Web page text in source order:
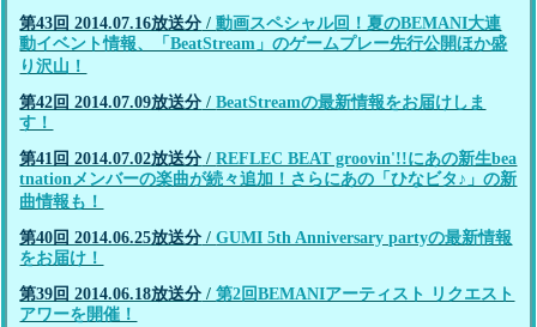
第43回 2014.07.16放送分 /動画スペシャル回！夏のBEMANI大連
動イベント情報、「BeatStream」のゲームプレー先行公開ほか盛
り沢山！
第42回 2014.07.09放送分 /BeatStreamの最新情報をお届けしま
す！
第41回 2014.07.02放送分 /REFLEC BEAT groovin'!!にあの新生bea
tnationメンバーの楽曲が続々追加！さらにあの「ひなビタ♪」の新
曲情報も！
第40回 2014.06.25放送分 /GUMI 5th Anniversary partyの最新情報
をお届け！
第39回 2014.06.18放送分 /第2回BEMANIアーティスト リクエスト
アワーを開催！